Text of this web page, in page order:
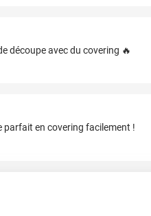
découpe avec du covering 🔥
parfait en covering facilement !